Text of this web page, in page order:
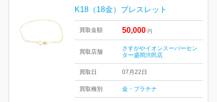
K18（18金）ブレスレット
買取金額 50,000 円
買取店舗
さすがやイオンスーパーセン
ター盛岡渋民店
買取日 07月22日
買取種別 金・プラチナ